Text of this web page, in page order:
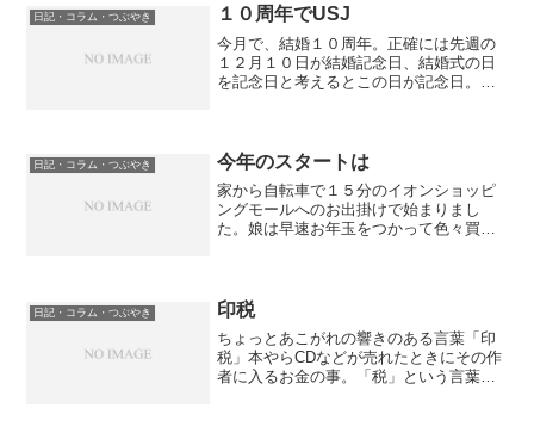
葉は散ってしまいましたが...
日記・コラム・つぶやき １０周年でUSJ
今月で、結婚１０周年。正確には先週の
１２月１０日が結婚記念日、結婚式の日
を記念日と考えるとこの日が記念日。役
ところ８万円くらいになり...
日記・コラム・つぶやき 今年のスタートは
家から自転車で１５分のイオンショッピ
ングモールへのお出掛けで始まりまし
た。娘は早速お年玉をつかって色々買っ
子供が５人集まっての大宴会...
日記・コラム・つぶやき 印税
ちょっとあこがれの響きのある言葉「印
税」本やらCDなどが売れたときにその作
者に入るお金の事。「税」という言葉は